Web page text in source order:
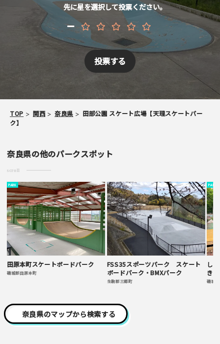
ご注意事項
・ご投稿後、約１～２日以内の掲載となります。
・簡単なご感想の場合はコメント掲示板をご利用下さい。
先に星を選択して投票ください。
TOP 関西 奈良県
田部公園 スケート広場【天理スケートパー
ク】
奈良県の他のパークスポット
scroll
PARK
田原本町スケートボードパーク
磯城郡田原本町
FSS35スポーツパーク スケート
ボードパーク・BMXパーク
生駒郡三郷町
PARK
し
き
磯城郡
奈良県のマップから検索する